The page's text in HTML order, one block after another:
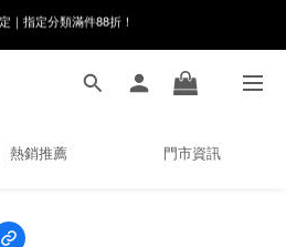
｜指定分類滿件88折！
生｜祈願新品 第2件享9折
定🌸註冊送$100購物金
熱銷推薦 門市資訊